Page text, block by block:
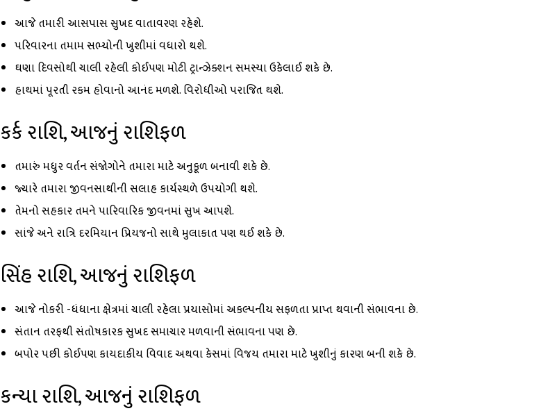
આજે તમારી આસપાસ સુખદ વાતાવરણ રહેશે.
પરિવારના તમામ સભ્યોની ખુશીમાં વધારો થશે.
ઘણા દિવસોથી ચાલી રહેલી કોઈપણ મોટી ટ્રાન્ઝેક્શન સમસ્યા ઉકેલાઈ શકે છે.
હાથમાં પૂરતી રકમ હોવાનો આનંદ મળશે. વિરોધીઓ પરાજિત થશે.
કર્ક રાશિ, આજનું રાશિફળ
તમારું મધુર વર્તન સંજોગોને તમારા માટે અનુકૂળ બનાવી શકે છે.
જ્યારે તમારા જીવનસાથીની સલાહ કાર્યસ્થળે ઉપયોગી થશે.
તેમનો સહકાર તમને પારિવારિક જીવનમાં સુખ આપશે.
સાંજે અને રાત્રિ દરમિયાન પ્રિયજનો સાથે મુલાકાત પણ થઈ શકે છે.
સિંહ રાશિ, આજનું રાશિફળ
આજે નોકરી -ધંધાના ક્ષેત્રમાં ચાલી રહેલા પ્રયાસોમાં અકલ્પનીય સફળતા પ્રાપ્ત થવાની સંભાવના છે.
સંતાન તરફથી સંતોષકારક સુખદ સમાચાર મળવાની સંભાવના પણ છે.
બપોર પછી કોઈપણ કાયદાકીય વિવાદ અથવા કેસમાં વિજય તમારા માટે ખુશીનું કારણ બની શકે છે.
કન્યા રાશિ, આજનું રાશિફળ